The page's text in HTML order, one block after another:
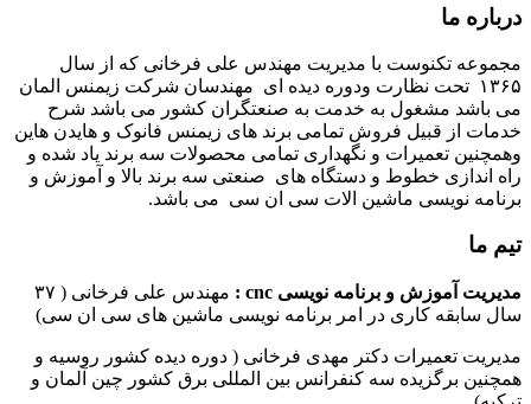
درباره ما
مجموعه تکنوست با مدیریت مهندس علی فرخانی که از سال
۱۳۶۵ تحت نظارت ودوره دیده ای مهندسان شرکت زیمنس المان
می باشد مشغول به خدمت به صنعتگران کشور می باشد شرح
خدمات از قبیل فروش تمامی برند های زیمنس فانوک و هایدن هاین
وهمچنین تعمیرات و نگهداری تمامی محصولات سه برند یاد شده و
راه اندازی خطوط و دستگاه های صنعتی سه برند بالا و آموزش و
برنامه نویسی ماشین الات سی ان سی می باشد.
تیم ما
مدیریت آموزش و برنامه نویسی cnc :
مهندس علی فرخانی ( ۳۷
سال سابقه کاری در امر برنامه نویسی ماشین های سی ان سی)
مدیریت تعمیرات دکتر مهدی فرخانی ( دوره دیده کشور روسیه و
همچنین برگزیده سه کنفرانس بین المللی برق کشور چین آلمان و